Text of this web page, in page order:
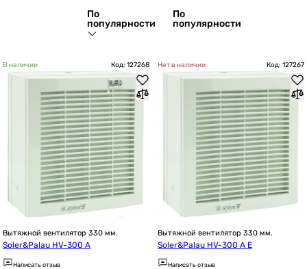
По
популярности
По
популярности
В наличии Код: 127268
Вытяжной вентилятор 330 мм.
Soler&Palau HV-300 A
Написать отзыв
Нет в наличии Код: 127267
Вытяжной вентилятор 330 мм.
Soler&Palau HV-300 A E
Написать отзыв